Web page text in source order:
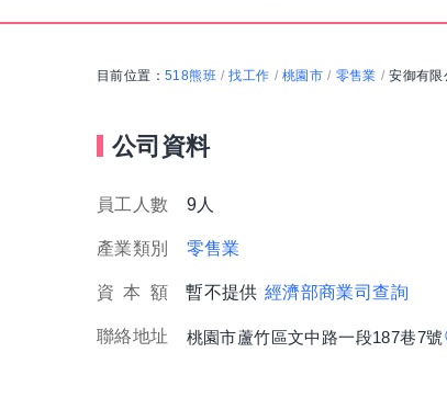
目前位置： 518熊班 / 找工作 / 桃園市 / 零售業 / 安御有限
公司資料
員工人數 9人
產業類別 零售業
資 本 額 暫不提供 經濟部商業司查詢
聯絡地址 桃園市蘆竹區文中路一段187巷7號